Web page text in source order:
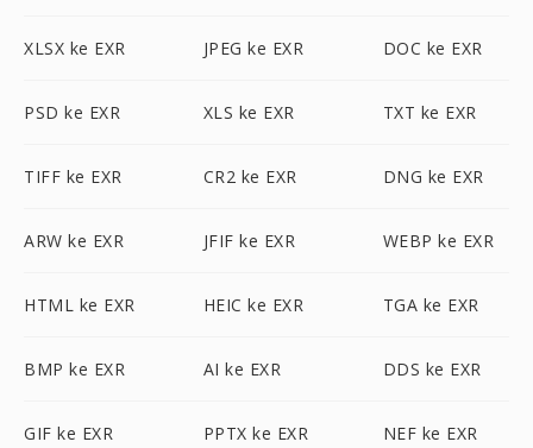
XLSX ke EXR JPEG ke EXR DOC ke EXR
PSD ke EXR XLS ke EXR TXT ke EXR
TIFF ke EXR CR2 ke EXR DNG ke EXR
ARW ke EXR JFIF ke EXR WEBP ke EXR
HTML ke EXR HEIC ke EXR TGA ke EXR
BMP ke EXR AI ke EXR DDS ke EXR
GIF ke EXR PPTX ke EXR NEF ke EXR